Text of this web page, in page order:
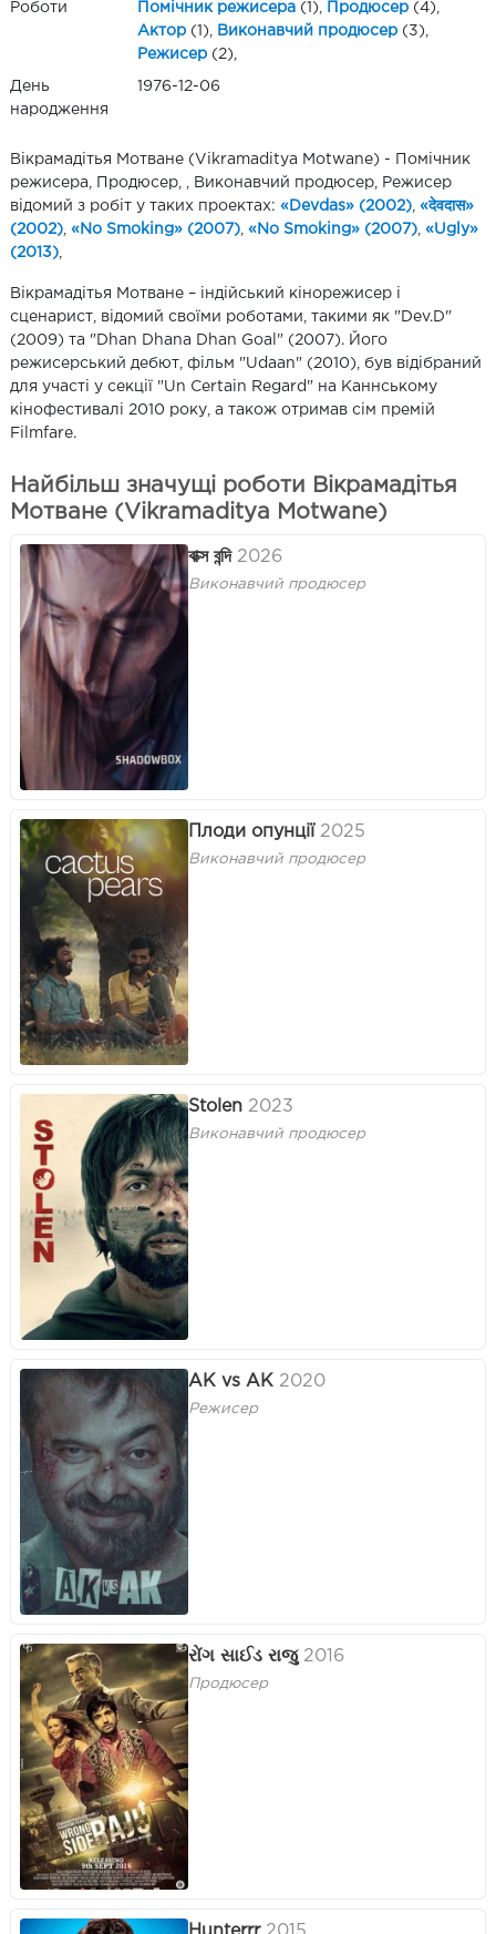
Роботи Помічник режисера (1), Продюсер (4),
Актор (1), Виконавчий продюсер (3),
Режисер (2),
День
народження
1976-12-06
Вікрамадітья Мотване (Vikramaditya Motwane) - Помічник
режисера, Продюсер, , Виконавчий продюсер, Режисер
відомий з робіт у таких проектах: «Devdas» (2002) «देवदास»
(2002) «No Smoking» (2007) «No Smoking» (2007) «Ugly»
(2013)
Вікрамадітья Мотване – індійський кінорежисер і
сценарист, відомий своїми роботами, такими як "Dev.D"
(2009) та "Dhan Dhana Dhan Goal" (2007). Його
режисерський дебют, фільм "Udaan" (2010), був відібраний
для участі у секції "Un Certain Regard" на Каннському
кінофестивалі 2010 року, а також отримав сім премій
Filmfare.
Найбільш значущі роботи Вікрамадітья
Мотване (Vikramaditya Motwane)
বাক্স বন্দি 2026
Виконавчий продюсер
Плоди опунції 2025
Виконавчий продюсер
Stolen 2023
Виконавчий продюсер
AK vs AK 2020
Режисер
રોંગ સાઈડ રાજુ 2016
Продюсер